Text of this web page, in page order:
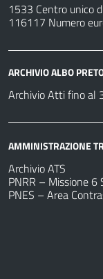
1533 Centro unico
116117 Numero
ARCHIVIO ALBO
Archivio Atti fino al
AMMINISTRAZIONE
Archivio ATS
PNRR – Missione 6
PNES – Area